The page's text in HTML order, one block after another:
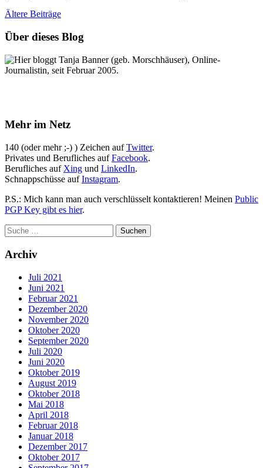
Ältere Beiträge
Über dieses Blog
Hier bloggt Tanja Banner (geb. Morschhäuser), Online-
Journalistin, seit Februar 2005.
Mehr im Netz
140 (oder mehr ;-) ) Zeichen aufTwitter.
Privates und Berufliches aufFacebook.
Berufliches auf Xing und LinkedIn.
Schnappschüsse aufInstagram.
P.S.: Mich kann man auch verschlüsselt kontaktieren! Meinen Public
PGP Key gibt es hier.
Archiv
Juli 2021
Juni 2021
Februar 2021
Dezember 2020
November 2020
Oktober 2020
September 2020
Juli 2020
Juni 2020
Oktober 2019
August 2019
Oktober 2018
Mai 2018
April 2018
Februar 2018
Januar 2018
Dezember 2017
Oktober 2017